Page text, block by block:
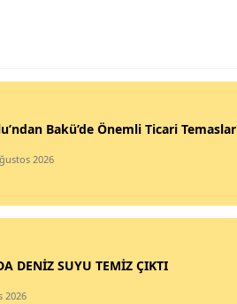
Bakü’de Önemli Ticari Temaslar
2026
DENİZ SUYU TEMİZ ÇIKTI
2026